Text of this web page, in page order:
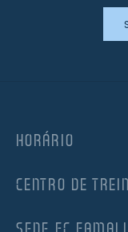
HORÁRIO
CENTRO DE